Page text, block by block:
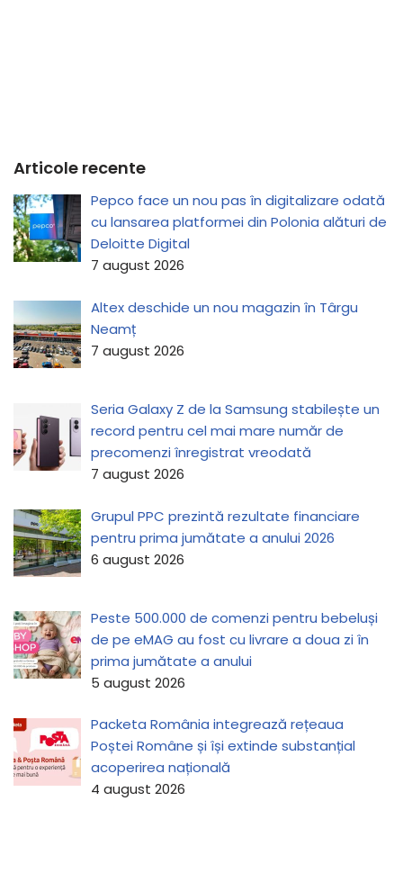
Articole recente
Pepco face un nou pas în digitalizare odată
cu lansarea platformei din Polonia alături de
Deloitte Digital
7 august 2026
Altex deschide un nou magazin în Târgu
Neamț
7 august 2026
Seria Galaxy Z de la Samsung stabilește un
record pentru cel mai mare număr de
precomenzi înregistrat vreodată
7 august 2026
Grupul PPC prezintă rezultate financiare
pentru prima jumătate a anului 2026
6 august 2026
Peste 500.000 de comenzi pentru bebeluși
de pe eMAG au fost cu livrare a doua zi în
prima jumătate a anului
5 august 2026
Packeta România integrează rețeaua
Poștei Române și își extinde substanțial
acoperirea națională
4 august 2026